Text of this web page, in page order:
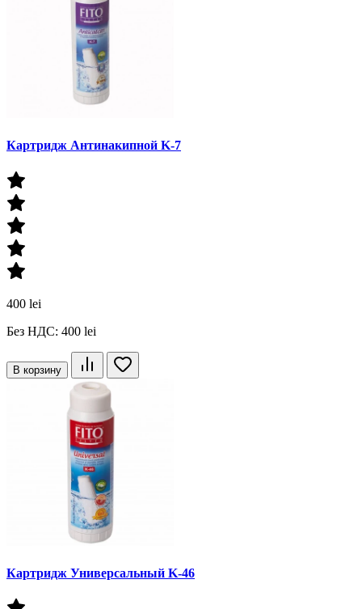
Картридж Антинакипной K-7
400 lei
Без НДС: 400 lei
В корзину
Картридж Универсальный K-46